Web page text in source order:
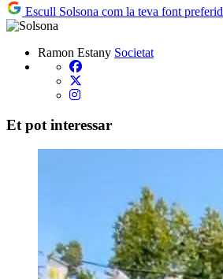
Escull Solsona com la teva font
Ramon Estany Societat
Et pot interessar